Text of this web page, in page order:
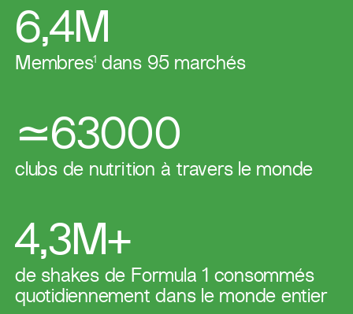
6,4M
Membres1 dans 95 marchés
≃63000
​clubs de nutrition à travers le monde
4,3M+
de shakes de Formula 1 consommés
quotidiennement dans le monde entier